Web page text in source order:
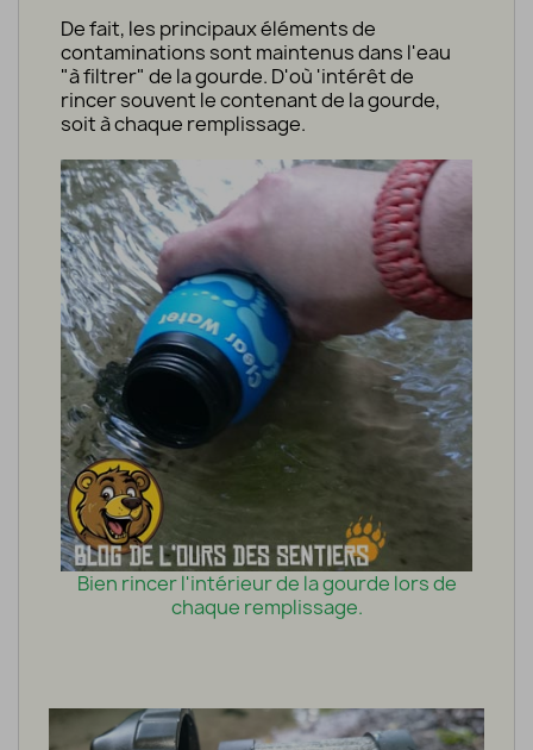
De fait, les principaux éléments de
contaminations sont maintenus dans l'eau
"à filtrer" de la gourde. D'où 'intérêt de
rincer souvent le contenant de la gourde,
soit à chaque remplissage.
Bien rincer l'intérieur de la gourde lors de
chaque remplissage.